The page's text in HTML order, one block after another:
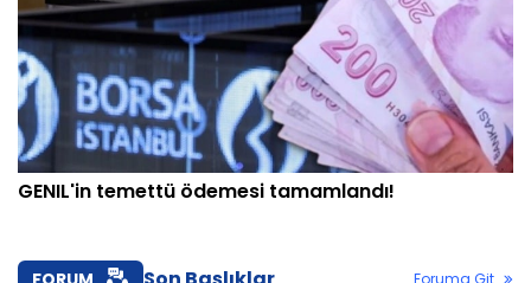
GENIL'in temettü ödemesi tamamlandı!
Foruma Git